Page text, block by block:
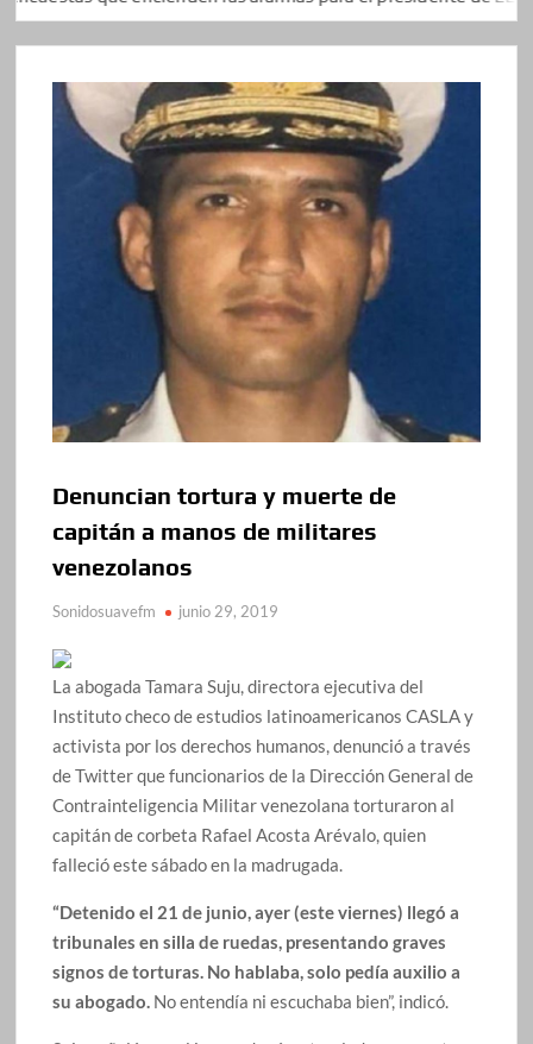
Denuncian tortura y muerte de
capitán a manos de militares
venezolanos
Sonidosuavefm junio 29, 2019
La abogada Tamara Suju, directora ejecutiva del
Instituto checo de estudios latinoamericanos CASLA y
activista por los derechos humanos, denunció a través
de Twitter que funcionarios de la Dirección General de
Contrainteligencia Militar venezolana torturaron al
capitán de corbeta Rafael Acosta Arévalo, quien
falleció este sábado en la madrugada.
“Detenido el 21 de junio, ayer (este viernes) llegó a
tribunales en silla de ruedas, presentando graves
signos de torturas. No hablaba, solo pedía auxilio a
su abogado. No entendía ni escuchaba bien”, indicó.